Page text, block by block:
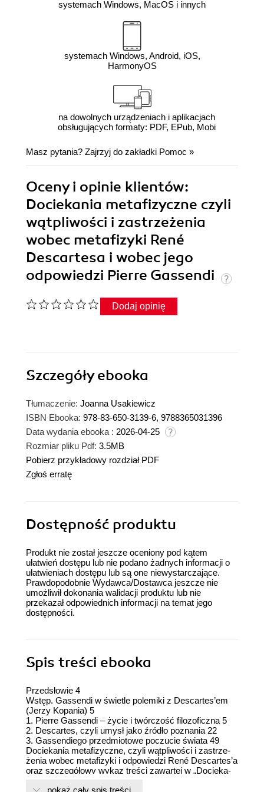
systemach Windows, MacOS i innych
systemach Windows, Android, iOS,
HarmonyOS
na dowolnych urządzeniach i aplikacjach
obsługujących formaty: PDF, EPub, Mobi
Masz pytania? Zajrzyj do zakładki Pomoc »
Oceny i opinie klientów:
Dociekania metafizyczne czyli
wątpliwości i zastrzeżenia
wobec metafizyki René
Descartesa i wobec jego
odpowiedzi Pierre Gassendi
Dodaj opinię
Szczegółyebooka
Tłumaczenie: Joanna Usakiewicz
ISBN Ebooka: 978-83-650-3139-6, 9788365031396
Data wydania ebooka : 2026-04-25
Rozmiar pliku Pdf: 3.5MB
Pobierz przykładowy rozdział PDF
Zgłoś erratę
Dostępność produktu
Produkt nie został jeszcze oceniony pod kątem
ułatwień dostępu lub nie podano żadnych informacji o
ułatwieniach dostępu lub są one niewystarczające.
Prawdopodobnie Wydawca/Dostawca jeszcze nie
umożliwił dokonania walidacji produktu lub nie
przekazał odpowiednich informacji na temat jego
dostępności.
Spis treści ebooka
Przedsłowie 4
Wstęp. Gassendi w świetle polemiki z Descartes’em
(Jerzy Kopania) 5
1. Pierre Gassendi – życie i twórczość filozoficzna 5
2. Descartes, czyli umysł jako źródło poznania 22
3. Gassendiego przedmiotowe poczucie świata 49
Dociekania metafizyczne, czyli wątpliwości i zastrze­
żenia wobec metafizyki i odpowiedzi René Descartes’a
oraz szczegółowy wykaz treści zawartej w „Docie­ka­